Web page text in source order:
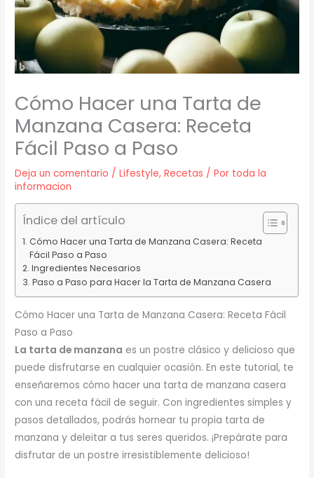
Cómo Hacer una Tarta de
Manzana Casera: Receta
Fácil Paso a Paso
Deja un comentario /Lifestyle,Recetas / Por toda la
informacion
Índice del artículo
Cómo Hacer una Tarta de Manzana Casera: Receta
Fácil Paso a Paso
Ingredientes Necesarios
Paso a Paso para Hacer la Tarta de Manzana Casera
Cómo Hacer una Tarta de Manzana Casera: Receta Fácil
Paso a Paso
La tarta de manzana es un postre clásico y delicioso que
puede disfrutarse en cualquier ocasión. En este tutorial, te
enseñaremos cómo hacer una tarta de manzana casera
con una receta fácil de seguir. Con ingredientes simples y
pasos detallados, podrás hornear tu propia tarta de
manzana y deleitar a tus seres queridos. ¡Prepárate para
disfrutar de un postre irresistiblemente delicioso!